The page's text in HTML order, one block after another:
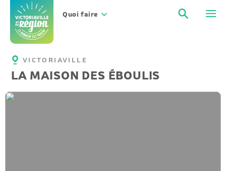
contenu
Quoi faire
VICTORIAVILLE
LA MAISON DES ÉBOULIS